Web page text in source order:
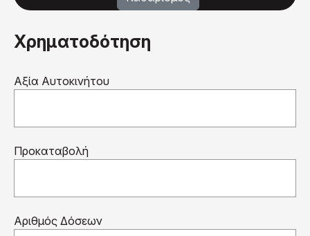
Χρηματοδότηση
Αξία Αυτοκινήτου
Προκαταβολή
Αριθμός Δόσεων